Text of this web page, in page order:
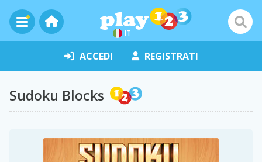
IT
ACCEDI REGISTRATI
Sudoku Blocks